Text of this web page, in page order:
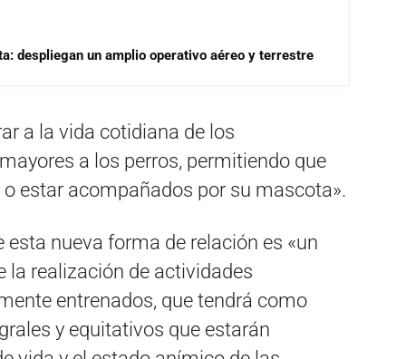
despliegan un amplio operativo aéreo y terrestre
a la vida cotidiana de los
a los perros, permitiendo que
estar acompañados por su mascota».
nueva forma de relación es «un
la realización de actividades
entrenados, que tendrá como
y equitativos que estarán